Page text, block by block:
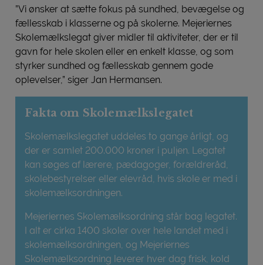
”Vi ønsker at sætte fokus på sundhed, bevægelse og
fællesskab i klasserne og på skolerne. Mejeriernes
Skolemælkslegat giver midler til aktiviteter, der er til
gavn for hele skolen eller en enkelt klasse, og som
styrker sundhed og fællesskab gennem gode
oplevelser,” siger Jan Hermansen.
Fakta om Skolemælkslegatet
Skolemælkslegatet uddeles to gange årligt, og
der er samlet 200.000 kroner i puljen. Legatet
kan søges af lærere, pædagoger, forældreråd,
skolebestyrelser eller elevråd, hvis skole er med i
skolemælksordningen.
Mejeriernes Skolemælksordning står bag legatet.
I alt er cirka 1400 skoler over hele landet med i
skolemælksordningen, og Mejeriernes
Skolemælksordning leverer hver dag frisk, kold